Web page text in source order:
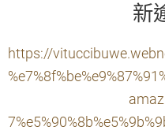
新
https://